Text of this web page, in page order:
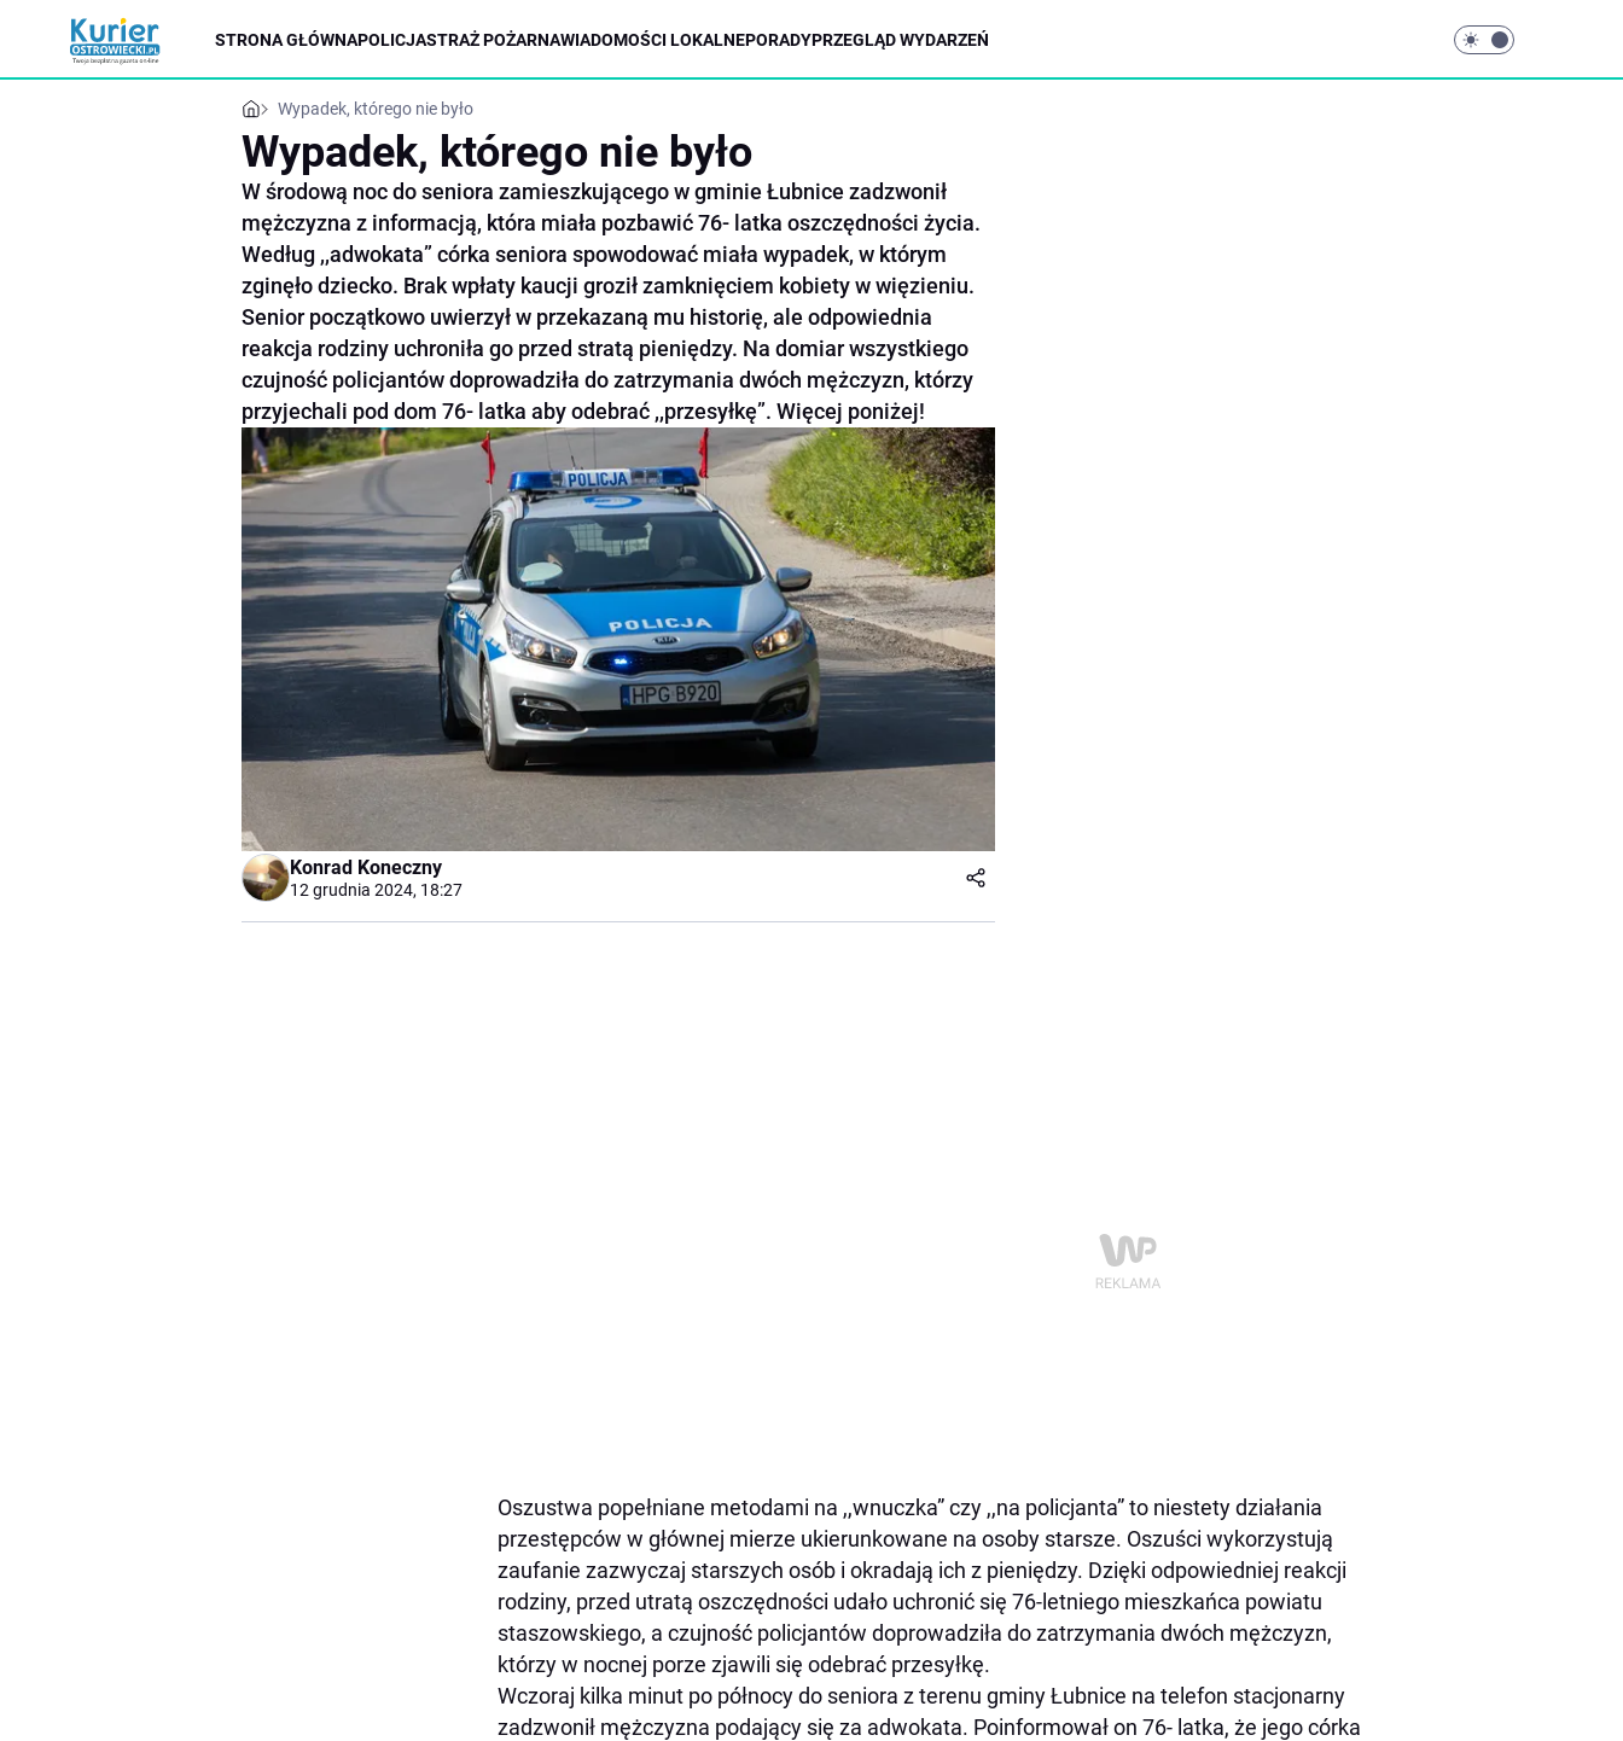
STRONA GŁÓWNAPOLICJASTRAŻ POŻARNAWIADOMOŚCI LOKALNEPORADYPRZEGLĄD WYDARZEŃ
Wypadek, którego nie było
Wypadek, którego nie było
W środową noc do seniora zamieszkującego w gminie Łubnice zadzwonił
mężczyzna z informacją, która miała pozbawić 76- latka oszczędności życia.
Według ,,adwokata” córka seniora spowodować miała wypadek, w którym
zginęło dziecko. Brak wpłaty kaucji groził zamknięciem kobiety w więzieniu.
Senior początkowo uwierzył w przekazaną mu historię, ale odpowiednia
reakcja rodziny uchroniła go przed stratą pieniędzy. Na domiar wszystkiego
czujność policjantów doprowadziła do zatrzymania dwóch mężczyzn, którzy
przyjechali pod dom 76- latka aby odebrać ,,przesyłkę”. Więcej poniżej!
Konrad Koneczny
12 grudnia 2024, 18:27
Oszustwa popełniane metodami na ,,wnuczka” czy ,,na policjanta” to niestety działania
przestępców w głównej mierze ukierunkowane na osoby starsze. Oszuści wykorzystują
zaufanie zazwyczaj starszych osób i okradają ich z pieniędzy. Dzięki odpowiedniej reakcji
rodziny, przed utratą oszczędności udało uchronić się 76-letniego mieszkańca powiatu
staszowskiego, a czujność policjantów doprowadziła do zatrzymania dwóch mężczyzn,
którzy w nocnej porze zjawili się odebrać przesyłkę.
Wczoraj kilka minut po północy do seniora z terenu gminy Łubnice na telefon stacjonarny
zadzwonił mężczyzna podający się za adwokata. Poinformował on 76- latka, że jego córka